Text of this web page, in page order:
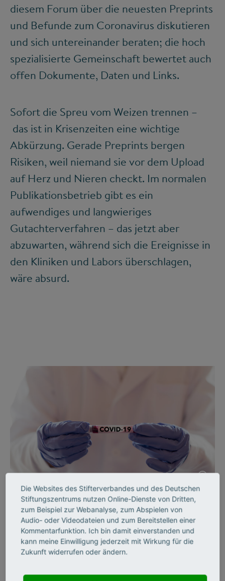
diesem Forum über die neuesten Preprints
und Befunde zum Coronavirus diskutieren
und sich untereinander beraten; die hoch
spezialisierte Gemeinschaft bewertet auch
offen Dokumente, Daten und Links.
Sofort die Spreu vom Weizen trennen –
das ist in Krisenzeiten eine wichtige
Abkürzung. Gerade Preprints bergen
Risiken, weil niemand sie vor dem Upload
auf Herz und Nieren checkt. Im normalen
Publikationsbetrieb gibt es ein
aufwendiges und langwieriges
Gutachterverfahren – das jetzt aber
abzuwarten, während sich die Ereignisse in
den Kliniken und Labors überschlagen,
wäre absurd.
©
Langsamer Datenfluss aus China
Einer, der unermüdlich den Inhalt von
Die Websites des Stifterverbandes und des Deutschen
Stiftungszentrums nutzen Online-Dienste von Dritten,
zum Beispiel zur Webanalyse, zum Abspielen von
Audio- oder Videodateien und zum Bereitstellen einer
Kommentarfunktion. Ich bin damit einverstanden und
kann meine Einwilligung jederzeit mit Wirkung für die
Zukunft widerrufen oder ändern.